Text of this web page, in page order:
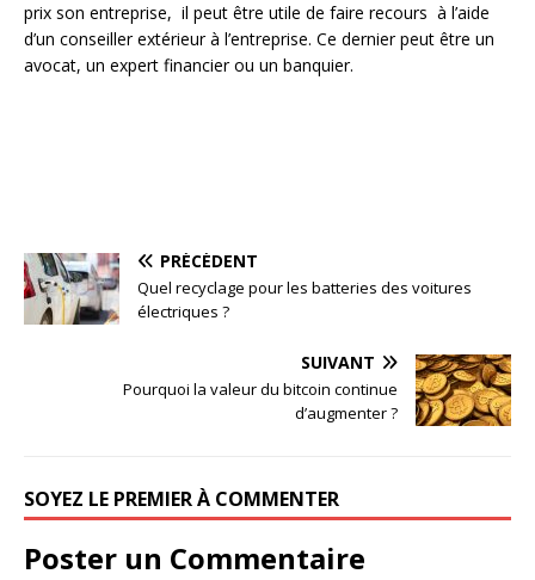
prix son entreprise, il peut être utile de faire recours à l’aide
d’un conseiller extérieur à l’entreprise. Ce dernier peut être un
avocat, un expert financier ou un banquier.
PRÉCÉDENT
Quel recyclage pour les batteries des voitures
électriques ?
SUIVANT
Pourquoi la valeur du bitcoin continue
d’augmenter ?
SOYEZ LE PREMIER À COMMENTER
Poster un Commentaire